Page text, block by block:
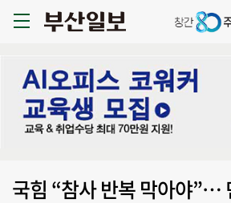
국힘 “참사 반복 막아야”…